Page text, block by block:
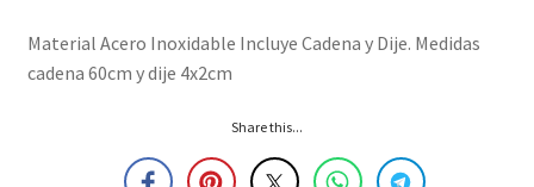
Material Acero Inoxidable Incluye Cadena y Dije. Medidas
cadena 60cm y dije 4x2cm
Share this...